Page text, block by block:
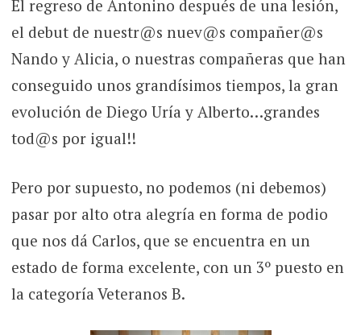
El regreso de Antonino después de una lesión,
el debut de nuestr@s nuev@s compañer@s
Nando y Alicia, o nuestras compañeras que han
conseguido unos grandísimos tiempos, la gran
evolución de Diego Uría y Alberto…grandes
tod@s por igual!!
Pero por supuesto, no podemos (ni debemos)
pasar por alto otra alegría en forma de podio
que nos dá Carlos, que se encuentra en un
estado de forma excelente, con un 3º puesto en
la categoría Veteranos B.